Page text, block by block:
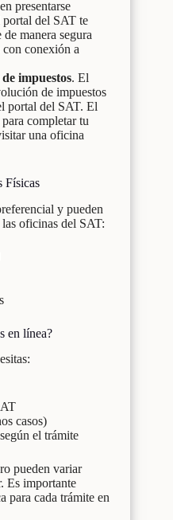
presentarse
portal del SAT te
manera segura
conexión a
impuestos. El
de impuestos
portal del SAT. El
completar tu
una oficina
Físicas
y pueden
oficinas del SAT:
en línea?
casos)
el trámite
pueden variar
Es importante
para cada trámite en